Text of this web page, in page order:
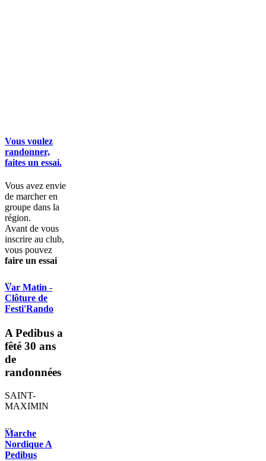
Vous voulez
randonner,
faites un essai.
Vous avez envie
de marcher en
groupe dans la
région.
Avant de vous
inscrire au club,
vous pouvez
faire un essai
...
Var Matin -
Clôture de
Festi'Rando
A Pedibus a
fêté 30 ans
de
randonnées
SAINT-
MAXIMIN
...
Marche
Nordique A
Pedibus